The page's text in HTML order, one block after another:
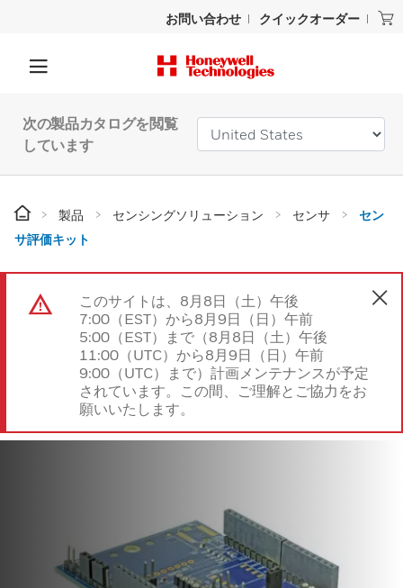
お問い合わせ クイックオーダー
次の製品カタログを閲覧
しています
製品 センシングソリューション センサ
セン
サ評価キット
このサイトは、8月8日（土）午後
7:00（EST）から8月9日（日）午前
5:00（EST）まで（8月8日（土）午後
11:00（UTC）から8月9日（日）午前
9:00（UTC）まで）計画メンテナンスが予定
されています。この間、ご理解とご協力をお
願いいたします。